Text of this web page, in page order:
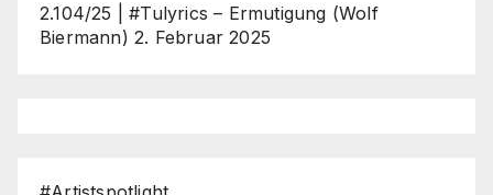
2.104/25 | #Tulyrics – Ermutigung (Wolf
Biermann) 2. Februar 2025